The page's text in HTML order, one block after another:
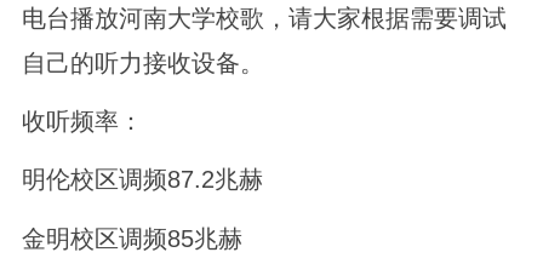
电台播放河南大学校歌，请大家根据需要调试
自己的听力接收设备。
收听频率：
明伦校区调频87.2兆赫
金明校区调频85兆赫